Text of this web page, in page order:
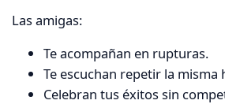
Las amigas:
Te acompañan en rupturas.
Te escuchan repetir la misma
Celebran tus éxitos sin